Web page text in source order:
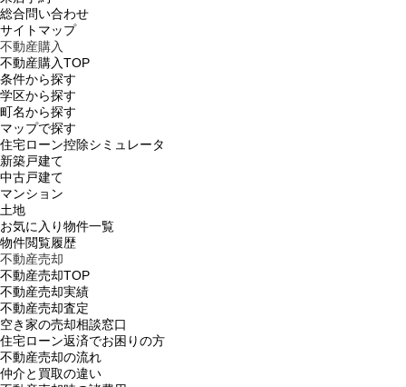
総合問い合わせ
サイトマップ
不動産購入
不動産購入TOP
条件から探す
学区から探す
町名から探す
マップで探す
住宅ローン控除シミュレータ
新築戸建て
中古戸建て
マンション
土地
お気に入り物件一覧
物件閲覧履歴
不動産売却
不動産売却TOP
不動産売却実績
不動産売却査定
空き家の売却相談窓口
住宅ローン返済でお困りの方
不動産売却の流れ
仲介と買取の違い